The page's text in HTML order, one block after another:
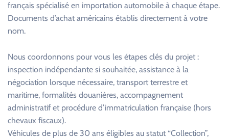
français spécialisé en importation automobile à chaque étape.
Documents d’achat américains établis directement à votre
nom.
Nous coordonnons pour vous les étapes clés du projet :
inspection indépendante si souhaitée, assistance à la
négociation lorsque nécessaire, transport terrestre et
maritime, formalités douanières, accompagnement
administratif et procédure d’immatriculation française (hors
chevaux fiscaux).
Véhicules de plus de 30 ans éligibles au statut “Collection”,